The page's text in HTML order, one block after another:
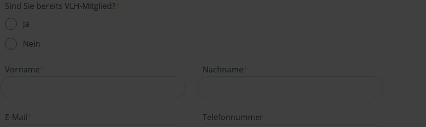
Sind Sie bereits VLH-Mitglied?*
Ja
Nein
Vorname* Nachname*
E-Mail* Telefonnummer